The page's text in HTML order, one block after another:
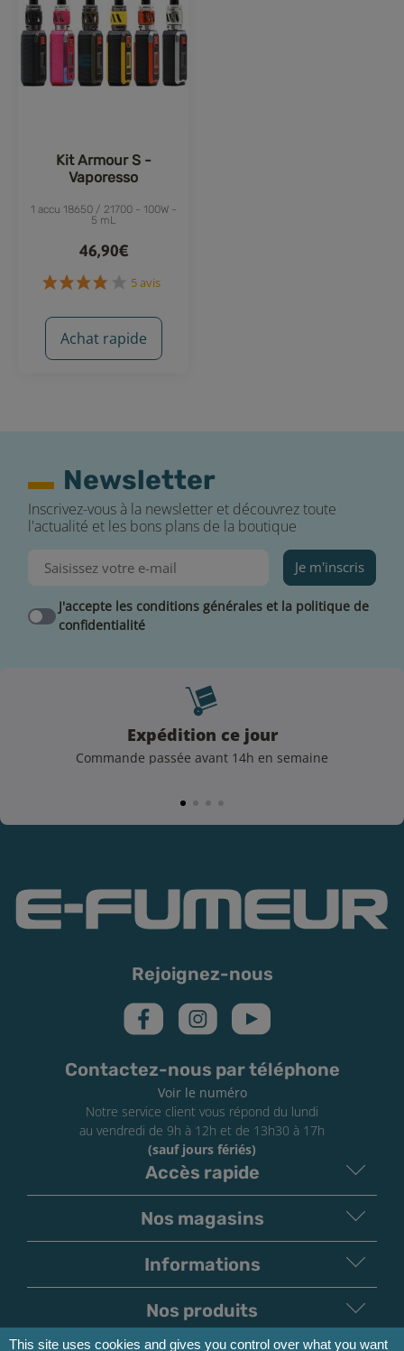
Kit Armour S -
Vaporesso
1 accu 18650 / 21700 - 100W -
5 mL
46,90€
Achat rapide
Newsletter
Inscrivez-vous à la newsletter et découvrez toute
l'actualité et les bons plans de la boutique
Je m'inscris
J'accepte les conditions générales et la politique de
confidentialité
Expédition ce jour
Commande passée avant 14h en semaine
Rejoignez-nous
Contactez-nous par téléphone
Voir le numéro
Notre service client vous répond du lundi
au vendredi de 9h à 12h et de 13h30 à 17h
(sauf jours fériés)
Accès rapide
Nos magasins
Informations
Nos produits
This site uses cookies and gives you control over what you want